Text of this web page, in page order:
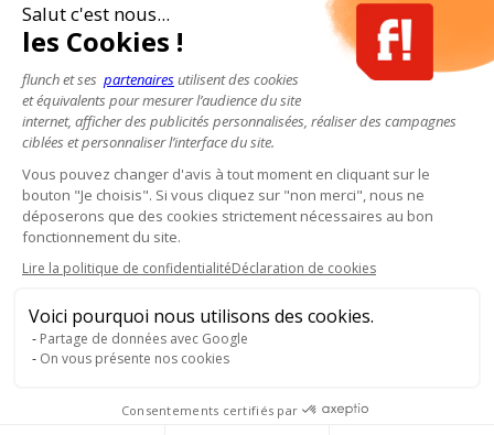
Pour votre santé, mangez au moins cinq fruits et légumes par jour.
Salut c'est nous...
les Cookies !
flunch et ses partenairesutilisent des cookies
et équivalents pour mesurer l’audience du site
internet, afficher des publicités personnalisées, réaliser des campagnes
ciblées et personnaliser l’interface du site.
Vous pouvez changer d'avis à tout moment en cliquant sur le
bouton "Je choisis". Si vous cliquez sur "non merci", nous ne
déposerons que des cookies strictement nécessaires au bon
fonctionnement du site.
Lire la politique de confidentialitéDéclaration de cookies
Voici pourquoi nous utilisons des cookies.
Partage de données avec Google
On vous présente nos cookies
Consentements certifiés par